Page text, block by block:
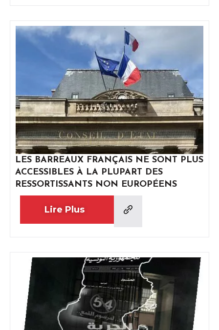
LES BARREAUX FRANÇAIS NE SONT PLUS
ACCESSIBLES À LA PLUPART DES
RESSORTISSANTS NON EUROPÉENS
Lire Plus